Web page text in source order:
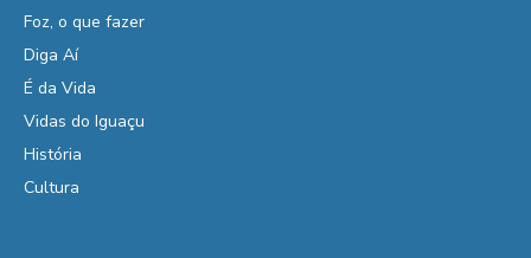
Foz, o que fazer
Diga Aí
É da Vida
Vidas do Iguaçu
História
Cultura